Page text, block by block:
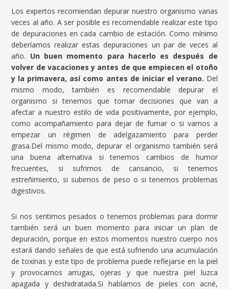
Los expertos recomiendan depurar nuestro organismo varias
veces al año. A ser posible es recomendable realizar este tipo
de depuraciones en cada cambio de estación. Como mínimo
deberíamos realizar estas depuraciones un par de veces al
año. Un buen momento para hacerlo es después de
volver de vacaciones y antes de que empiecen el otoño
y la primavera, así como antes de iniciar el verano. Del
mismo modo, también es recomendable depurar el
organismo si tenemos que tomar decisiones que van a
afectar a nuestro estilo de vida positivamente, por ejemplo,
como acompañamiento para dejar de fumar o si vamos a
empezar un régimen de adelgazamiento para perder
grasa.Del mismo modo, depurar el organismo también será
una buena alternativa si tenemos cambios de humor
frecuentes, si sufrimos de cansancio, si tenemos
estreñimiento, si subimos de peso o si tenemos problemas
digestivos.
Si nos sentimos pesados o tenemos problemas para dormir
también será un buen momento para iniciar un plan de
depuración, porque en estos momentos nuestro cuerpo nos
estará dando señales de que está sufriendo una acumulación
de toxinas y este tipo de problema puede reflejarse en la piel
y provocarnos arrugas, ojeras y que nuestra piel luzca
apagada y deshidratada.Si hablamos de pieles con acné,